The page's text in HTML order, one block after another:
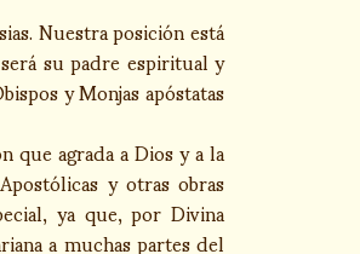
Nuestra posición está
su padre espiritual y
y Monjas apóstatas
agrada a Dios y a la
y otras obras
ya que, por Divina
a muchas partes del